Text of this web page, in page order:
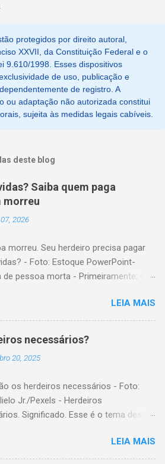
protegidos por direito autoral,
XXVII, da Constituição Federal e o
9.610/1998. Esses dispositivos
de uso, publicação e
de registro. A
ou adaptação não autorizada constitui
sujeita às medidas legais cabíveis.
deste blog
Saiba quem paga
morreu
2026
morreu. Seu herdeiro precisa pagar
- Foto: Estoque PowerPoint-
de pessoa morta - Primeiramente, é
pelos elementos, para transmissão
Esses elementos são: A)
ou seja, com importância monetária,
ou seja, obrigações não cumpridas,
cabimento a conclusão de que, quem
também, herda débito. A
do patrimônio da pessoa falecida
ou testamentária. A sucessão legítima
em lei, para a transmissão do
LEIA MAIS
necessários?
20, 2025
os herdeiros necessários - Foto:
Jr./Pexels - Herdeiros
Significado. Esse é o tema dessa
Herdeiros necessários são todas
LEIA MAIS